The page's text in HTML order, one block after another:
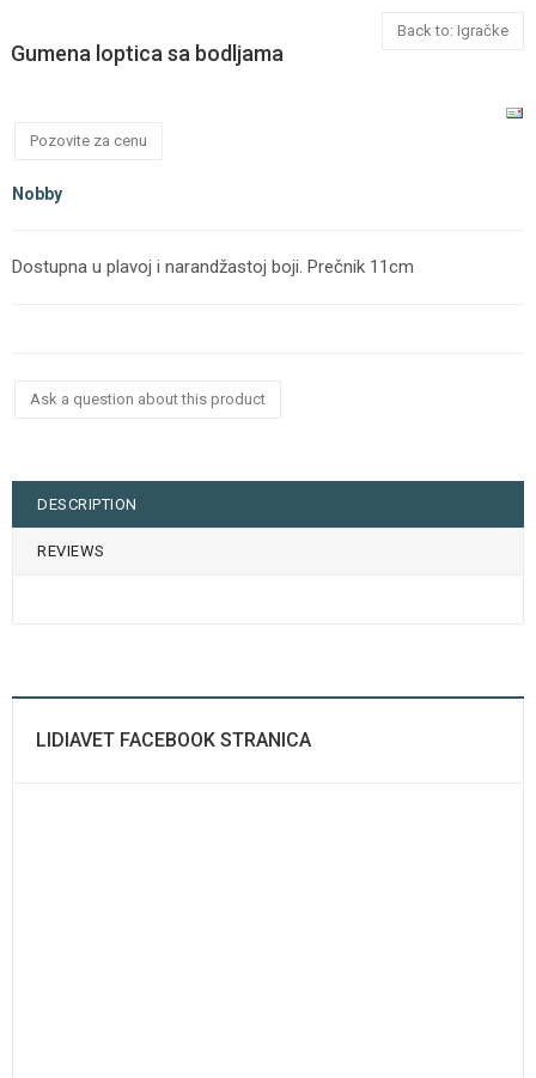
Back to: Igračke
Gumena loptica sa bodljama
Pozovite za cenu
Nobby
Dostupna u plavoj i narandžastoj boji. Prečnik 11cm
Ask a question about this product
DESCRIPTION
REVIEWS
LIDIAVET FACEBOOK STRANICA